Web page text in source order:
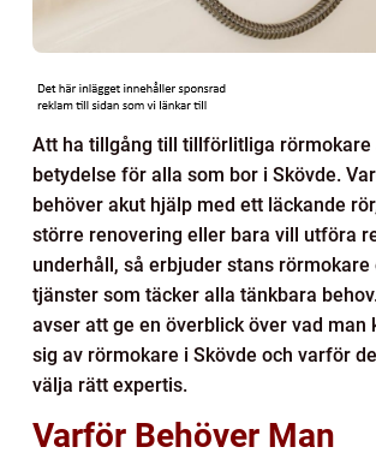
Att ha tillgång till tillförlitliga rörmokare
betydelse för alla som bor i Skövde.
behöver akut hjälp med ett läckande
större renovering eller bara vill utföra
underhåll, så erbjuder stans rörmokare
tjänster som täcker alla tänkbara
avser att ge en överblick över vad man
sig av rörmokare i Skövde och varför
välja rätt expertis.
Varför Behöver Man